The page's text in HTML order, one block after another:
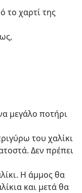
το χαρτί της
μεγάλο ποτήρι
του χαλίκι
Δεν πρέπει
Η άμμος θα
και μετά θα